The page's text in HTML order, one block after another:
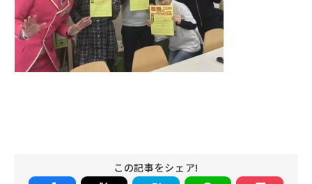
この記事をシェア!